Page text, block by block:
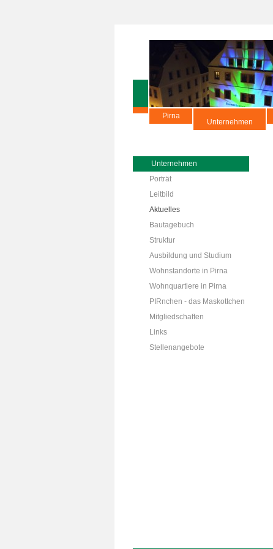
Pirna
Unternehmen
Unternehmen
Porträt
Leitbild
Aktuelles
Bautagebuch
Struktur
Ausbildung und Studium
Wohnstandorte in Pirna
Wohnquartiere in Pirna
PIRnchen - das Maskottchen
Mitgliedschaften
Links
Stellenangebote